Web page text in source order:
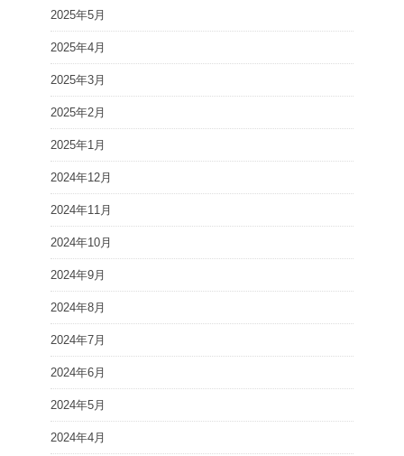
2025年5月
2025年4月
2025年3月
2025年2月
2025年1月
2024年12月
2024年11月
2024年10月
2024年9月
2024年8月
2024年7月
2024年6月
2024年5月
2024年4月